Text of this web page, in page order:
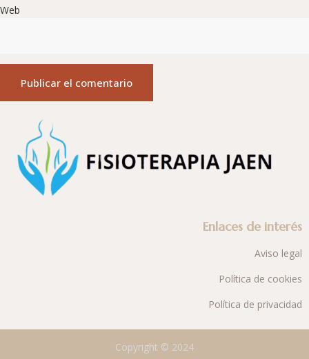
Web
Enlaces de interés
Aviso legal
Política de cookies
Política de privacidad
Copyright © 2024